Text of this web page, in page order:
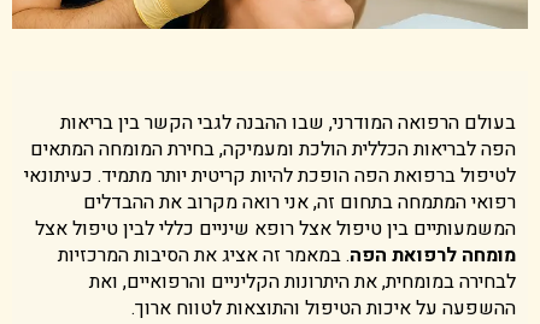
בעולם הרפואה המודרני, שבו ההבנה לגבי הקשר בין בריאות
הפה לבריאות הכללית הולכת ומעמיקה, בחירת המומחה המתאים
לטיפול ברפואת הפה הופכת להיות קריטית יותר מתמיד. כעיתונאי
רפואי המתמחה בתחום זה, אני רואה מקרוב את ההבדלים
המשמעותיים בין טיפול אצל רופא שיניים כללי לבין טיפול אצל
מומחה לרפואת הפה. במאמר זה אציג את הסיבות המרכזיות
לבחירה במומחית, את היתרונות הקליניים והרפואיים, ואת
ההשפעה על איכות הטיפול והתוצאות לטווח ארוך.